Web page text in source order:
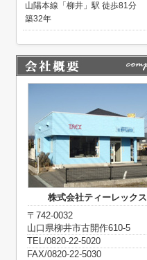
山陽本線「柳井」駅 徒歩81分
築32年
株式会社ティーレックス
〒742-0032
山口県柳井市古開作610-5
TEL/0820-22-5020
FAX/0820-22-5030